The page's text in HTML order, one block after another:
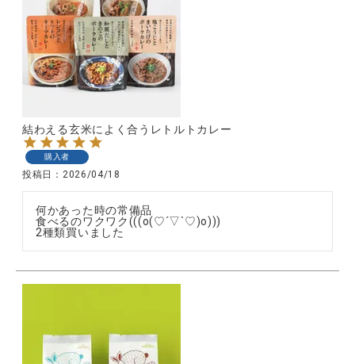
結わえる玄米によく合うレトルトカレー
購入者
投稿日 2026/04/18
何かあった時の常備品
食べるのワクワク(((o(♡´▽`♡)o)))
2種類買いました